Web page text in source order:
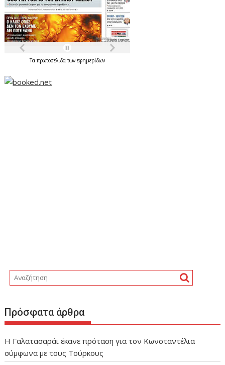
Ταπρωτοσέλιδατωνεφημερίδων
Πρόσφατα άρθρα
Η Γαλατασαράι έκανε πρόταση για τον Κωνσταντέλια
σύμφωνα με τους Τούρκους